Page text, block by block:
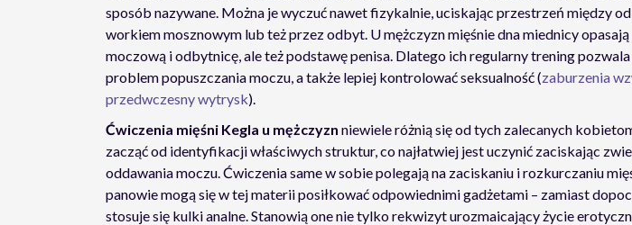
sposób nazywane. Można je wyczuć nawet fizykalnie, uciskając przestrzeń między
workiem mosznowym lub też przez odbyt. U mężczyzn mięśnie dna miednicy
moczową i odbytnicę, ale też podstawę penisa. Dlatego ich regularny trening
problem popuszczania moczu, a także lepiej kontrolować seksualność (zaburzenia
przedwczesny wytrysk).
Ćwiczenia mięśni Kegla u mężczyzn niewiele różnią się od tych zalecanych
zacząć od identyfikacji właściwych struktur, co najłatwiej jest uczynić zaciskając
oddawania moczu. Ćwiczenia same w sobie polegają na zaciskaniu i rozkurczaniu
panowie mogą się w tej materii posiłkować odpowiednimi gadżetami – zamiast
stosuje się kulki analne. Stanowią one nie tylko rekwizyt urozmaicający życie